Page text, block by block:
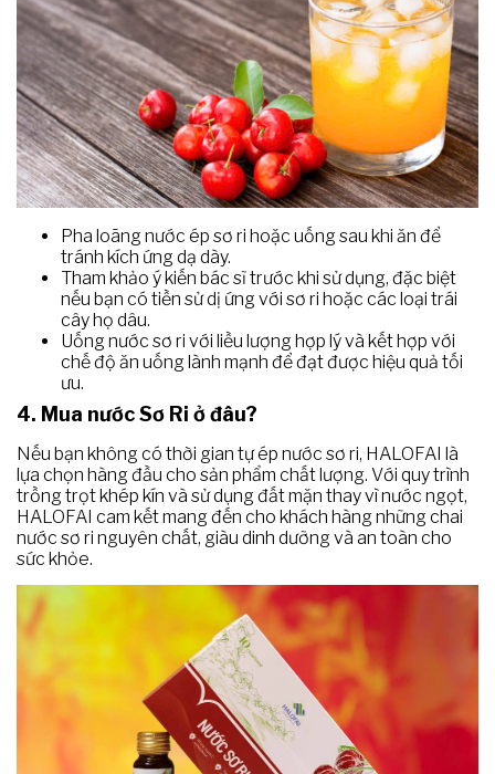
Pha loãng nước ép sơ ri hoặc uống sau khi ăn để
tránh kích ứng dạ dày.
Tham khảo ý kiến bác sĩ trước khi sử dụng, đặc biệt
nếu bạn có tiền sử dị ứng với sơ ri hoặc các loại trái
cây họ dâu.
Uống nước sơ ri với liều lượng hợp lý và kết hợp với
chế độ ăn uống lành mạnh để đạt được hiệu quả tối
ưu.
4. Mua nước Sơ Ri ở đâu?
Nếu bạn không có thời gian tự ép nước sơ ri, HALOFAI là
lựa chọn hàng đầu cho sản phẩm chất lượng. Với quy trình
trồng trọt khép kín và sử dụng đất mặn thay vì nước ngọt,
HALOFAI cam kết mang đến cho khách hàng những chai
nước sơ ri nguyên chất, giàu dinh dưỡng và an toàn cho
sức khỏe.